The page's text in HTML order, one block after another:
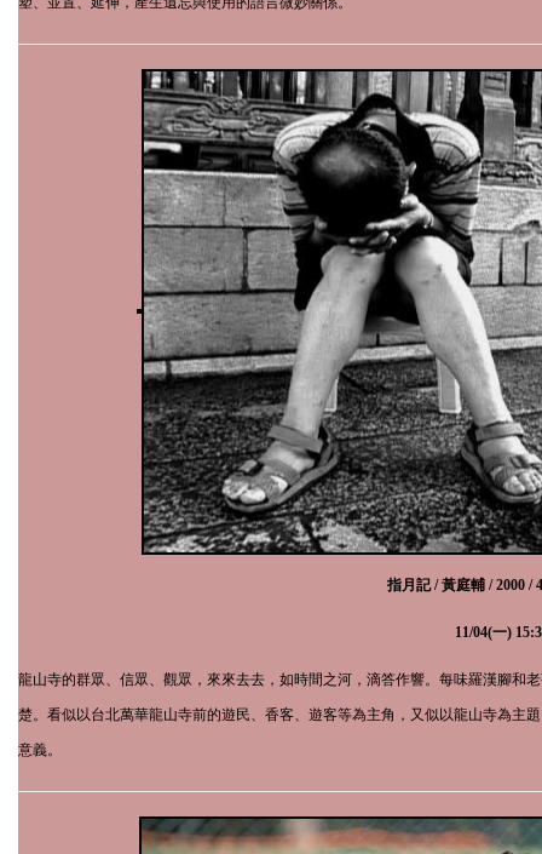
指月記 / 黃庭輔 /2000/
11/04(一)
龍山寺的群眾、信眾、觀眾，來來去去，如時間之河，滴答作響。每味羅漢腳和
楚。看似以台北萬華龍山寺前的遊民、香客、遊客等為主角，又似以龍山寺為主
意義。